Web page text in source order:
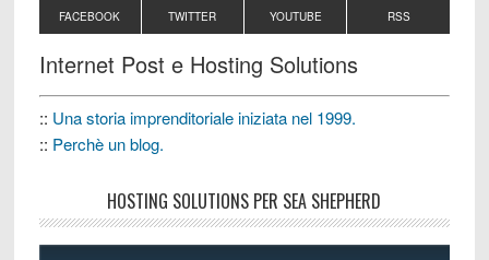
FACEBOOK TWITTER YOUTUBE RSS
Internet Post e Hosting Solutions
:: Una storia imprenditoriale iniziata nel 1999.
:: Perchè un blog.
HOSTING SOLUTIONS PER SEA SHEPHERD